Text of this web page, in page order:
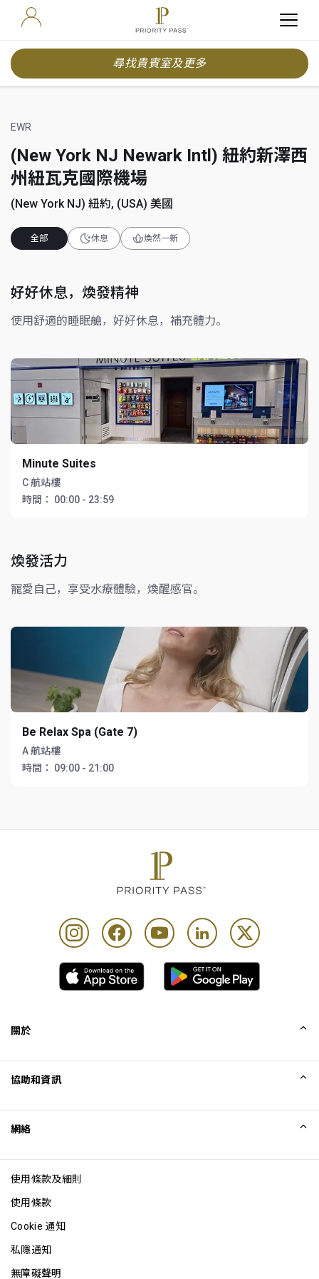
尋找貴賓室及更多
EWR
(New York NJ Newark Intl) 紐約新澤西
州紐瓦克國際機場
(New York NJ) 紐約, (USA) 美國
全部 休息 煥然一新
好好休息，煥發精神
使用舒適的睡眠艙，好好休息，補充體力。
Minute Suites
C 航站樓
時間：
00:00 - 23:59
煥發活力
寵愛自己，享受水療體驗，煥醒感官。
Be Relax Spa (Gate 7)
A 航站樓
時間：
09:00 - 21:00
關於
Excellence Awards
網誌
協助和資訊
網絡
使用條款及細則
使用條款
Cookie 通知
私隱通知
無障礙聲明